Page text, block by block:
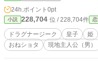
そんなサクリウス姫に憧れ、年上
あった。（小説家になろうでも掲
24h.ポイント 0pt
小説 228,704 位 / 228,704件
ドラグナージーク 皇子 姫
おねショタ
現地主人公（男）